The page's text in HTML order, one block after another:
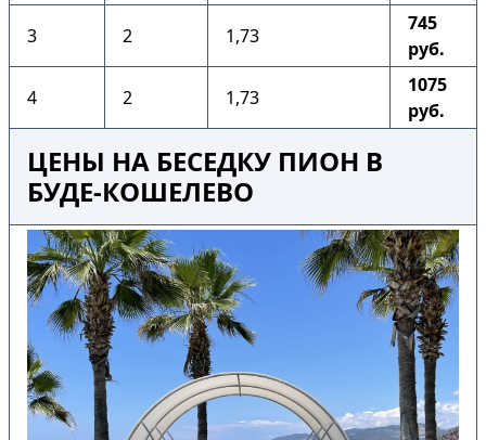
3 2 1,73
745
руб.
4 2 1,73
1075
руб.
ЦЕНЫ НА БЕСЕДКУ ПИОН В
БУДЕ-КОШЕЛЕВО